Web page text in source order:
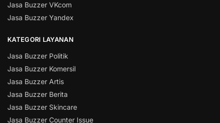
Jasa Buzzer VKcom
Jasa Buzzer Yandex
KATEGORI LAYANAN
Jasa Buzzer Politik
Jasa Buzzer Komersil
Jasa Buzzer Artis
Jasa Buzzer Berita
Jasa Buzzer Skincare
Jasa Buzzer Counter Issue